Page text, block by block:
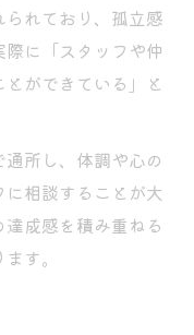
れており、孤立感
に「スタッフや仲
ができている」と
所し、体調や心の
相談することが大
成感を積み重ねる
す。